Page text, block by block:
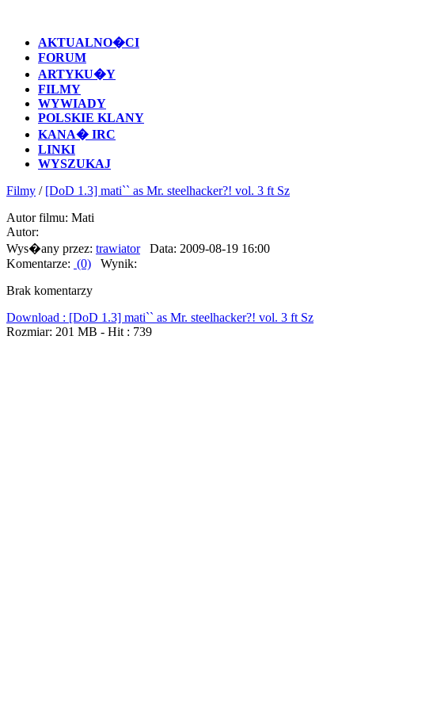
AKTUALNO�CI
FORUM
ARTYKU�Y
FILMY
WYWIADY
POLSKIE KLANY
KANA� IRC
LINKI
WYSZUKAJ
Filmy / [DoD 1.3] mati`` as Mr. steelhacker?! vol. 3 ft Sz
Autor filmu: Mati
Autor:
Wys�any przez: trawiatorData: 2009-08-19 16:00
Komentarze: (0) Wynik:
Brak komentarzy
Download : [DoD 1.3] mati`` as Mr. steelhacker?! vol. 3 ft Sz
Rozmiar: 201 MB - Hit : 739